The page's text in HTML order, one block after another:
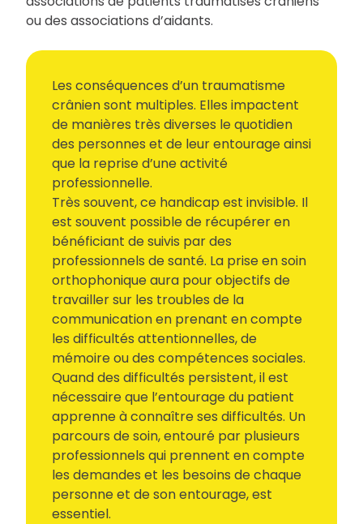
ou des associations d’aidants.
Les conséquences d’un traumatisme
crânien sont multiples. Elles impactent
de manières très diverses le quotidien
des personnes et de leur entourage ainsi
que la reprise d’une activité
professionnelle.
Très souvent, ce handicap est invisible. Il
est souvent possible de récupérer en
bénéficiant de suivis par des
professionnels de santé. La prise en soin
orthophonique aura pour objectifs de
travailler sur les troubles de la
communication en prenant en compte
les difficultés attentionnelles, de
mémoire ou des compétences sociales.
Quand des difficultés persistent, il est
nécessaire que l’entourage du patient
apprenne à connaître ses difficultés. Un
parcours de soin, entouré par plusieurs
professionnels qui prennent en compte
les demandes et les besoins de chaque
personne et de son entourage, est
essentiel.